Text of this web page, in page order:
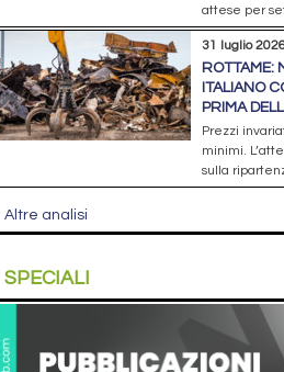
attese per
31 luglio
ROTTAME:
ITALIANO
PRIMA
Prezzi
minimi.
sulla
Altre analisi
SPECIALI